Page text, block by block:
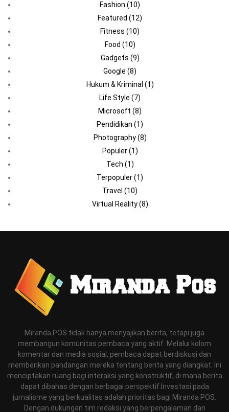
Fashion (10)
Featured (12)
Fitness (10)
Food (10)
Gadgets (9)
Google (8)
Hukum & Kriminal (1)
Life Style (7)
Microsoft (8)
Pendidikan (1)
Photography(8)
Populer(1)
Tech (1)
Terpopuler(1)
Travel (10)
Virtual Reality(8)
Miranda POS tidak hanya menyajikan berita, tetapi juga
membangun komunitas pembaca yang aktif. Melalui kolom
komentar dan media sosial, pembaca dapat berdiskusi dan
memberikan pandangan mereka tentang berita yang diangkat. Ini
menciptakan ruang bagi interaksi yang konstruktif, di mana berita
dapat dibahas dengan berbagai perspektif.Investasi pada
jurnalisme yang berkualitas adalah prioritas bagi Miranda POS.
Dengan dukungan tim redaksi yang berpengalaman dan